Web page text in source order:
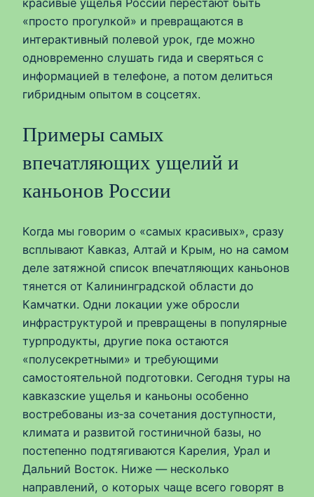
красивые ущелья России перестают быть
«просто прогулкой» и превращаются в
интерактивный полевой урок, где можно
одновременно слушать гида и сверяться с
информацией в телефоне, а потом делиться
гибридным опытом в соцсетях.
Примеры самых
впечатляющих ущелий и
каньонов России
Когда мы говорим о «самых красивых», сразу
всплывают Кавказ, Алтай и Крым, но на самом
деле затяжной список впечатляющих каньонов
тянется от Калининградской области до
Камчатки. Одни локации уже обросли
инфраструктурой и превращены в популярные
турпродукты, другие пока остаются
«полусекретными» и требующими
самостоятельной подготовки. Сегодня туры на
кавказские ущелья и каньоны особенно
востребованы из‑за сочетания доступности,
климата и развитой гостиничной базы, но
постепенно подтягиваются Карелия, Урал и
Дальний Восток. Ниже — несколько
направлений, о которых чаще всего говорят в